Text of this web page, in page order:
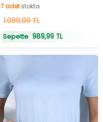
7adetstokta
7adetstokta
1.099,99 TL
Sepette 989,99 TL